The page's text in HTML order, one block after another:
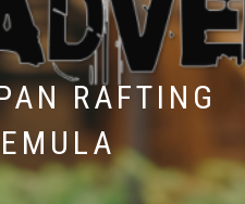
RAFTING